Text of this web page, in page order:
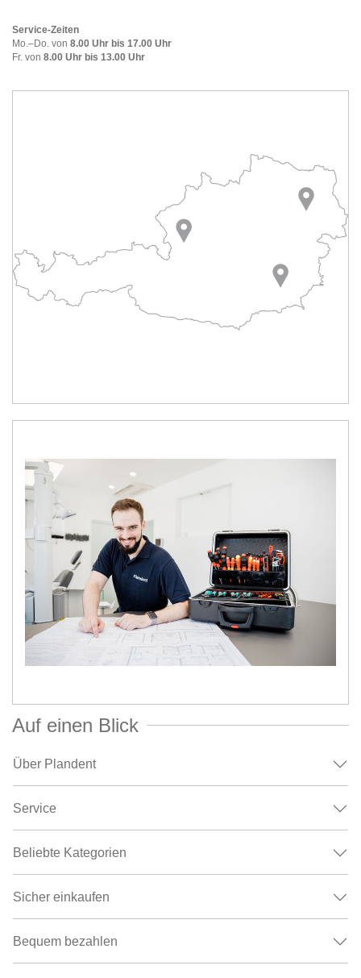
Service-Zeiten
Mo.–Do. von 8.00 Uhr bis 17.00 Uhr
Fr. von 8.00 Uhr bis 13.00 Uhr
Auf einen Blick
Über Plandent
Service
Beliebte Kategorien
Sicher einkaufen
Bequem bezahlen